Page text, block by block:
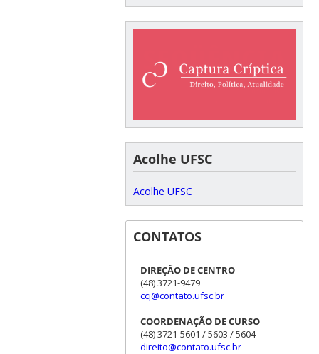
Acolhe UFSC
Acolhe UFSC
CONTATOS
DIREÇÃO DE CENTRO
(48) 3721-9479
ccj@contato.ufsc.br
COORDENAÇÃO DE CURSO
(48) 3721-5601 / 5603 / 5604
direito@contato.ufsc.br